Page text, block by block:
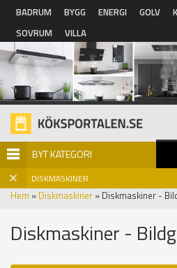
Hoppa till huvudinnehåll
BADRUM BYGG ENERGI GOLV
SOVRUM
VILLA
BYT KATEGORI
DISKMASKINER
Hem » Diskmaskiner » Diskmaskiner -
Diskmaskiner -